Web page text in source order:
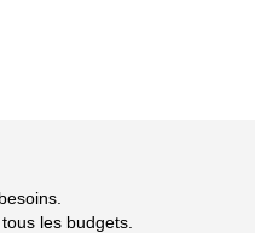
les budgets.